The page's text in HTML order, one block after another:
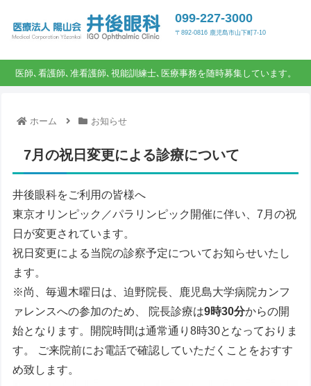
099-227-3000
〒892-0816 鹿児島市山下町7-10
医師､看護師､准看護師､視能訓練士､医療事務を随時募集しています。
ホーム お知らせ
7月の祝日変更による診療について
井後眼科をご利用の皆様へ
東京オリンピック／パラリンピック開催に伴い、7月の祝
日が変更されています。
祝日変更による当院の診察予定についてお知らせいたし
ます。
※尚、毎週木曜日は、迫野院長、鹿児島大学病院カンフ
ァレンスへの参加のため、 院長診療は9時30分からの開
始となります。開院時間は通常通り8時30となっておりま
す。 ご来院前にお電話で確認していただくことをおすす
め致します。